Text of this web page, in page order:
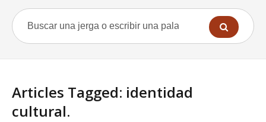
Articles Tagged: identidad
cultural.